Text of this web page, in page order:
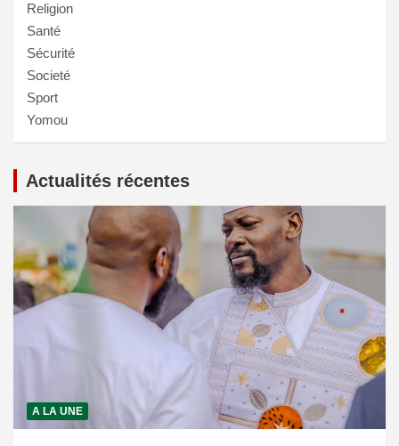
Religion
Santé
Sécurité
Societé
Sport
Yomou
Actualités récentes
A LA UNE